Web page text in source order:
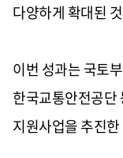
다양하게 확대된
이번 성과는 국토
한국교통안전공단
지원사업을 추진